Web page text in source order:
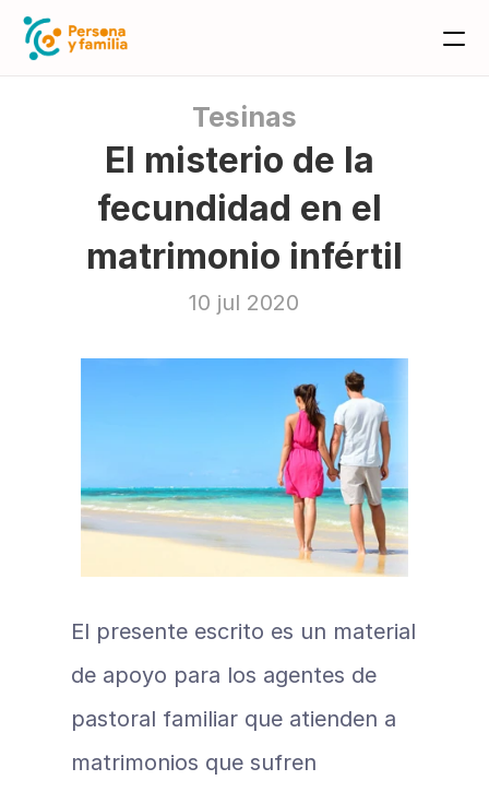
Tesinas
El misterio de la
fecundidad en el
matrimonio infértil
10 jul 2020
El presente escrito es un material
de apoyo para los agentes de
pastoral familiar que atienden a
matrimonios que sufren